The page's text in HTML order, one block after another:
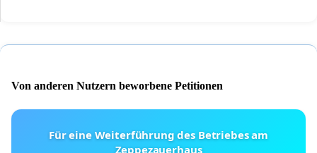
Von anderen Nutzern beworbene Petitionen
Für eine Weiterführung des Betriebes am
Zeppezauerhaus